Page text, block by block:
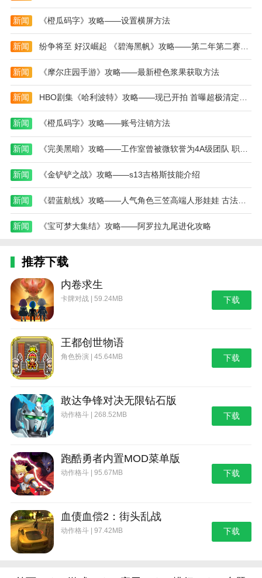
新闻 《橙瓜码字》攻略——设置横屏方法
新闻 纷争将至 好汉崛起 《碧海黑帆》攻略——第二年第二赛季“宣战誓言”现已上线
新闻 《摩尔庄园手游》攻略——最新橙色浆果获取方法
新闻 HBO剧集《哈利波特》攻略——现已开拍 首曝超极清定妆照
新闻 《橙瓜码字》攻略——账号注销方法
新闻 《完美黑暗》攻略——工作室曾被微软誉为4A级团队 职位列表现已删除！
新闻 《金铲铲之战》攻略——s13吉格斯技能介绍
新闻 《碧蓝航线》攻略——人气角色三笠高端人形娃娃 古法制作精致传神
新闻 《宝可梦大集结》攻略——阿罗拉九尾进化攻略
推荐下载
内卷求生
卡牌对战 | 59.24MB 下载
王都创世物语
角色扮演 | 45.64MB 下载
敢达争锋对决无限钻石版
动作格斗 | 268.52MB 下载
跑酷勇者内置MOD菜单版
动作格斗 | 95.67MB 下载
血债血偿2：街头乱战
动作格斗 | 97.42MB 下载